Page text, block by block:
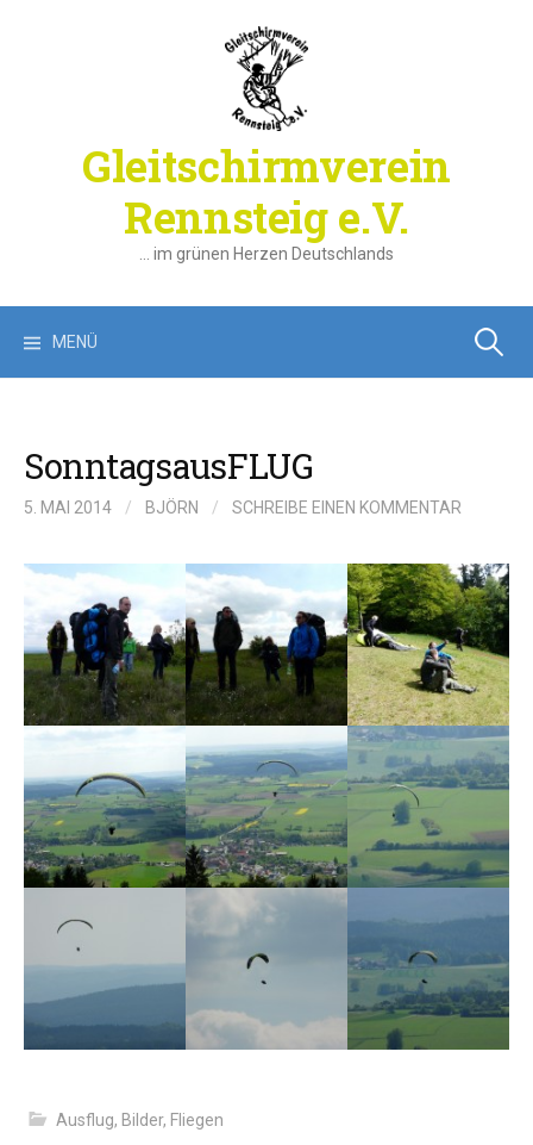
Gleitschirmverein
Rennsteig e.V.
… im grünen Herzen Deutschlands
MENÜ Suchen
SonntagsausFLUG
5. MAI 2014 / BJÖRN / SCHREIBE EINEN KOMMENTAR
Ausflug, Bilder, Fliegen